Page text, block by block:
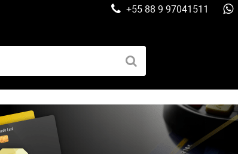
+55 88 9 97041511